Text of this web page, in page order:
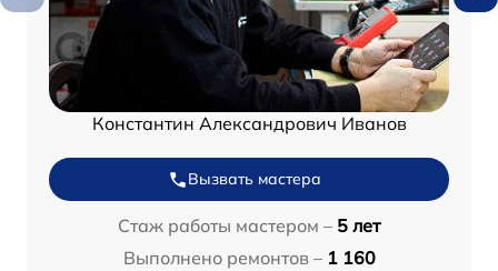
Константин Александрович Иванов
Вызвать мастера
Стаж работы мастером – 5 лет
Выполнено ремонтов – 1 160